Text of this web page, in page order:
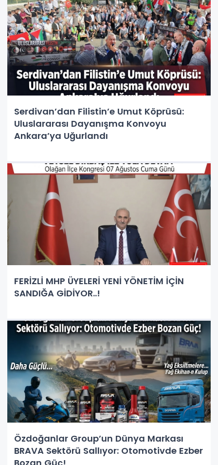
Serdivan’dan Filistin’e Umut Köprüsü:
Uluslararası Dayanışma Konvoyu
Ankara’ya Uğurlandı
FERİZLİ MHP ÜYELERİ YENİ YÖNETİM İÇİN
SANDIĞA GİDİYOR..!
Özdoğanlar Group’un Dünya Markası
BRAVA Sektörü Sallıyor: Otomotivde Ezber
Bozan Güç!